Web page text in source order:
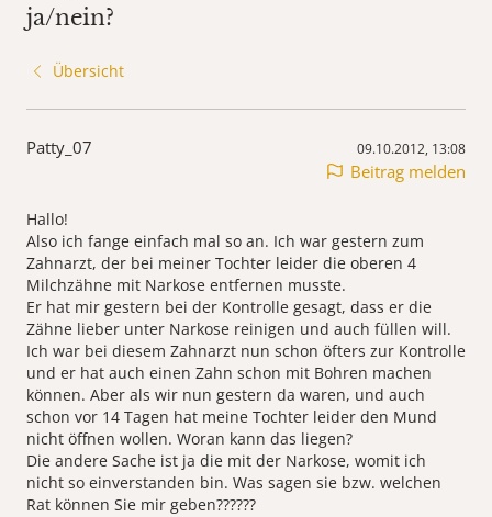
ja/nein?
Übersicht
Patty_07 09.10.2012, 13:08
Beitrag melden
Hallo!
Also ich fange einfach mal so an. Ich war gestern zum
Zahnarzt, der bei meiner Tochter leider die oberen 4
Milchzähne mit Narkose entfernen musste.
Er hat mir gestern bei der Kontrolle gesagt, dass er die
Zähne lieber unter Narkose reinigen und auch füllen will.
Ich war bei diesem Zahnarzt nun schon öfters zur Kontrolle
und er hat auch einen Zahn schon mit Bohren machen
können. Aber als wir nun gestern da waren, und auch
schon vor 14 Tagen hat meine Tochter leider den Mund
nicht öffnen wollen. Woran kann das liegen?
Die andere Sache ist ja die mit der Narkose, womit ich
nicht so einverstanden bin. Was sagen sie bzw. welchen
Rat können Sie mir geben??????